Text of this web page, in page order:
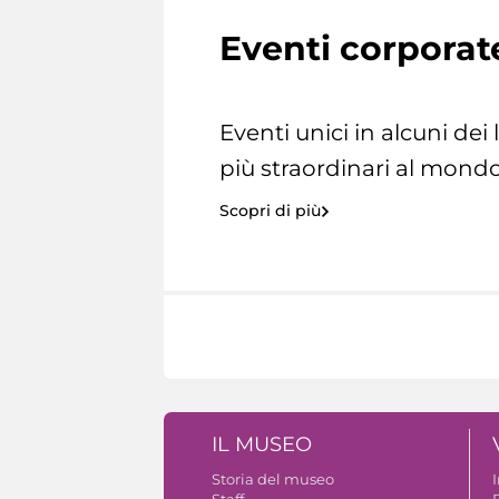
Eventi
Eventi unici in alcuni dei
più straordinari al
Scopri di più
IL MUSEO
Storia del museo